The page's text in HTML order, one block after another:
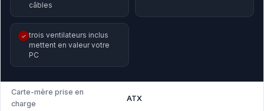
câbles
✓ trois ventilateurs inclus
mettent en valeur votre
PC
Carte-mère prise en
charge
ATX